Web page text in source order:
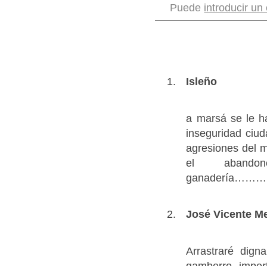
Puede introducir un
Isleño
a marsá se le
inseguridad
agresiones del
el
José Vicente
Arrastraré